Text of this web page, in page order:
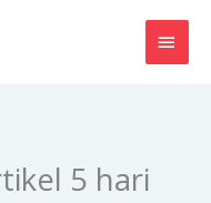
5 hari